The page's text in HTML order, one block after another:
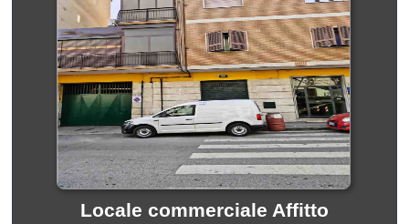
Locale commerciale Affitto